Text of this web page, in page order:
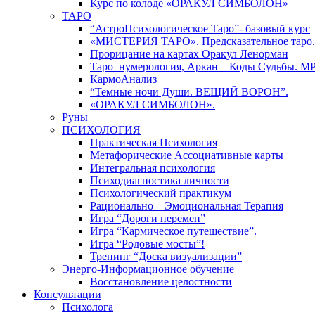
Курс по колоде «ОРАКУЛ СИМБОЛОН»
ТАРО
“АстроПсихологическое Таро”- базовый курс
«МИСТЕРИЯ ТАРО». Предсказательное таро.
Прорицание на картах Оракул Ленорман
Таро_нумерология, Аркан – Коды Судьбы.
КармоАнализ
“Темные ночи Души. ВЕЩИЙ ВОРОН”.
«ОРАКУЛ СИМБОЛОН».
Руны
ПСИХОЛОГИЯ
Практическая Психология
Метафорические Ассоциативные карты
Интегральная психология
Психодиагностика личности
Психологический практикум
Рационально – Эмоциональная Терапия
Игра “Дороги перемен”
Игра “Кармическое путешествие”.
Игра “Родовые мосты”!
Тренинг “Доска визуализации”
Энерго-Информационное обучение
Восстановление целостности
Консультации
Психолога